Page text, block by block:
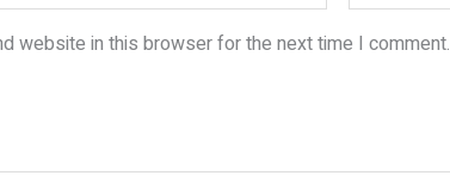
website in this browser for the next time I comment.